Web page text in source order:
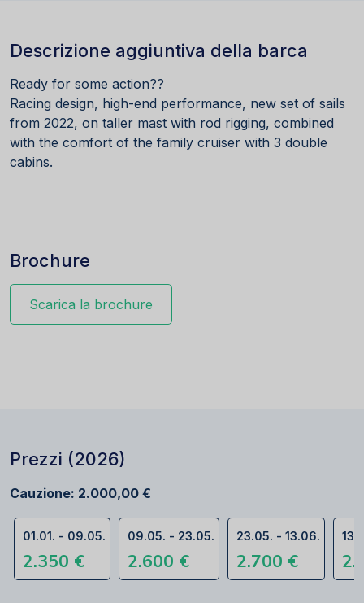
Descrizione aggiuntiva della barca
Ready for some action??
Racing design, high-end performance, new set of sails
from 2022, on taller mast with rod rigging, combined
with the comfort of the family cruiser with 3 double
cabins.
Brochure
Scarica la brochure
Prezzi (2026)
Cauzione: 2.000,00 €
01.01. - 09.05. 09.05. - 23.05. 23.05. - 13.06.
2.350 € 2.600 € 2.700 €